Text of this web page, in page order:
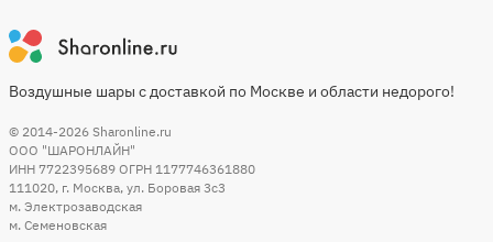
Воздушные шары с доставкой по Москве и области недорого!
© 2014-2026 Sharonline.ru
ООО "ШАРОНЛАЙН"
ИНН 7722395689 ОГРН 1177746361880
111020, г. Москва, ул. Боровая 3c3
м. Электрозаводская
м. Семеновская